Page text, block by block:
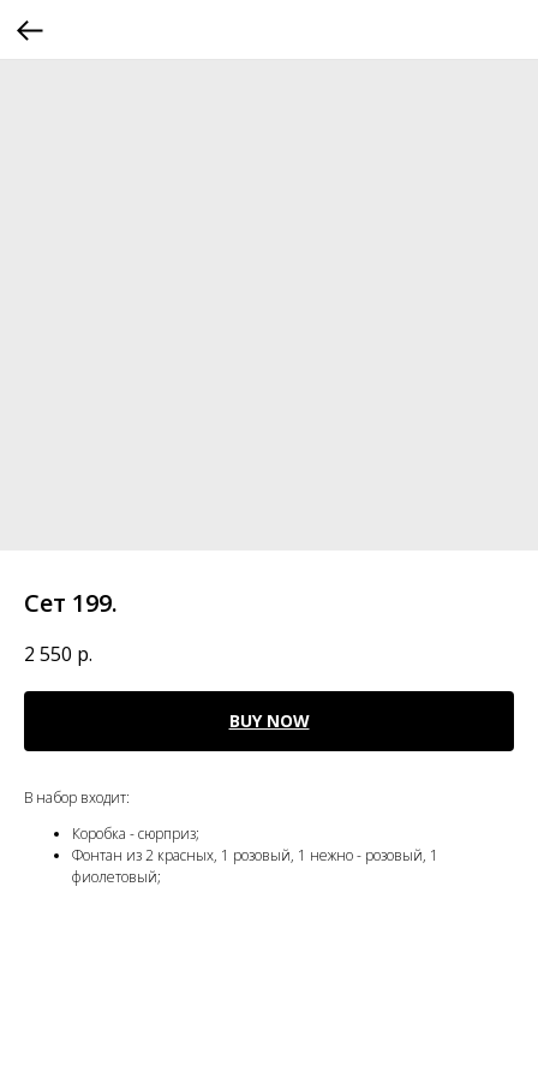
Сет 199.
2 550 р.
BUY NOW
В набор входит:
Коробка - сюрприз;
Фонтан из 2 красных, 1 розовый, 1 нежно - розовый, 1
фиолетовый;